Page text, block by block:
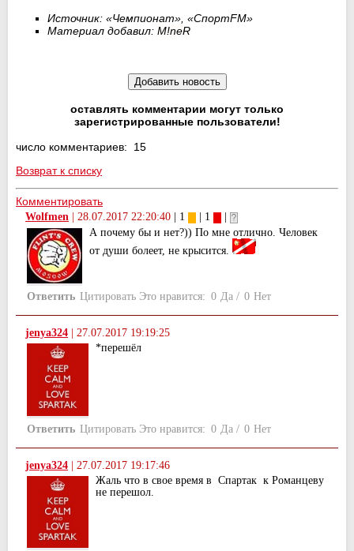
Источник: «Чемпионат», «СпортFM»
Материал добавил: M!neR
оставлять комментарии могут только
зарегистрированные пользователи!
число комментариев: 15
Возврат к списку
Комментировать
Wolfmen 28.07.2017 22:20:40 | 1 | 1
А почему бы и нет?)) По мне отлично. Человек
от души болеет, не крысится.
Ответить Цитировать Это нравится: 0 Да / 0 Нет
jenya324
27.07.2017 19:19:25
*перешёл
Ответить Цитировать Это нравится: 0 Да / 0 Нет
jenya324 | 27.07.2017 19:17:46
Жаль что в свое время в Спартак к Романцеву
не перешол.